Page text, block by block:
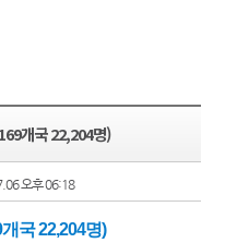
개국 22,204명)
오후 06:18
국 22,204명)